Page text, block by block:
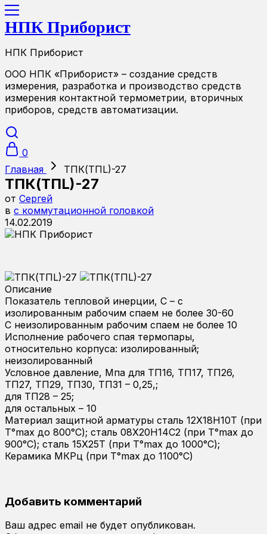
НПК Приборист
НПК Приборист
ООО НПК «Приборист» – создание средств
измерения, разработка и производство средств
измерения контактной термометрии, вторичных
приборов, средств автоматизации.
0
Главная
ТПК(TПL)-27
ТПК(TПL)-27
от Сергей
в с коммутационной головкой
14.02.2019
Описание
Показатель тепловой инерции, С – с
изолированным рабочим спаем не более 30-60
С неизолированным рабочим спаем не более 10
Исполнение рабочего спая термопары,
относительно корпуса: изолированный;
неизолированный
Условное давление, Мпа для ТП16, ТП17, ТП26,
ТП27, ТП29, ТП30, ТП31 – 0,25,;
для ТП28 – 25;
для остальных – 10
Материал защитной арматуры сталь 12Х18Н10Т (при
Т°max до 800°С); сталь 08Х20Н14С2 (при Т°max до
900°С); сталь 15Х25Т (при Т°max до 1000°С);
Керамика МКРц (при Т°max до 1100°С)
Добавить комментарий
Ваш адрес email не будет опубликован.